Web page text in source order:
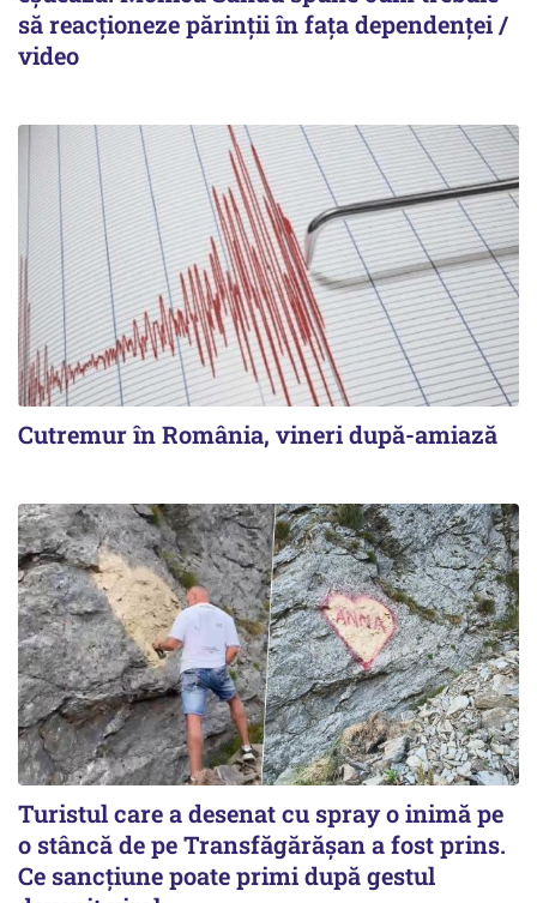
să reacționeze părinții în fața dependenței /
video
Cutremur în România, vineri după-amiază
Turistul care a desenat cu spray o inimă pe
o stâncă de pe Transfăgărășan a fost prins.
Ce sancțiune poate primi după gestul